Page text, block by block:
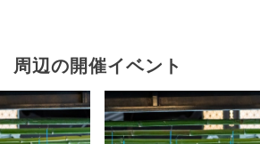
周辺の開催イベント